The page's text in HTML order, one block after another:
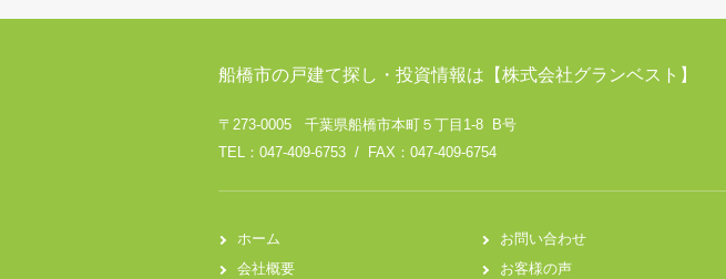
船橋市の戸建て探し・投資情報は【株式会社グランベスト】
〒273-0005 千葉県船橋市本町５丁目1-8 B号
TEL：047-409-6753 / FAX：047-409-6754
ホーム
会社概要
お問い合わせ
お客様の声